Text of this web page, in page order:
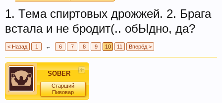
Пишите вподписьили в
пиво у вас сейчас готовится, так легче дать
1. Тема спиртовых дрожжей. 2. Брага
встала и не бродит(.. обЫдно, да?
< Назад 1 ← 6 7 8 9 10 11 Вперёд >
SOBER
Старший
Пивовар